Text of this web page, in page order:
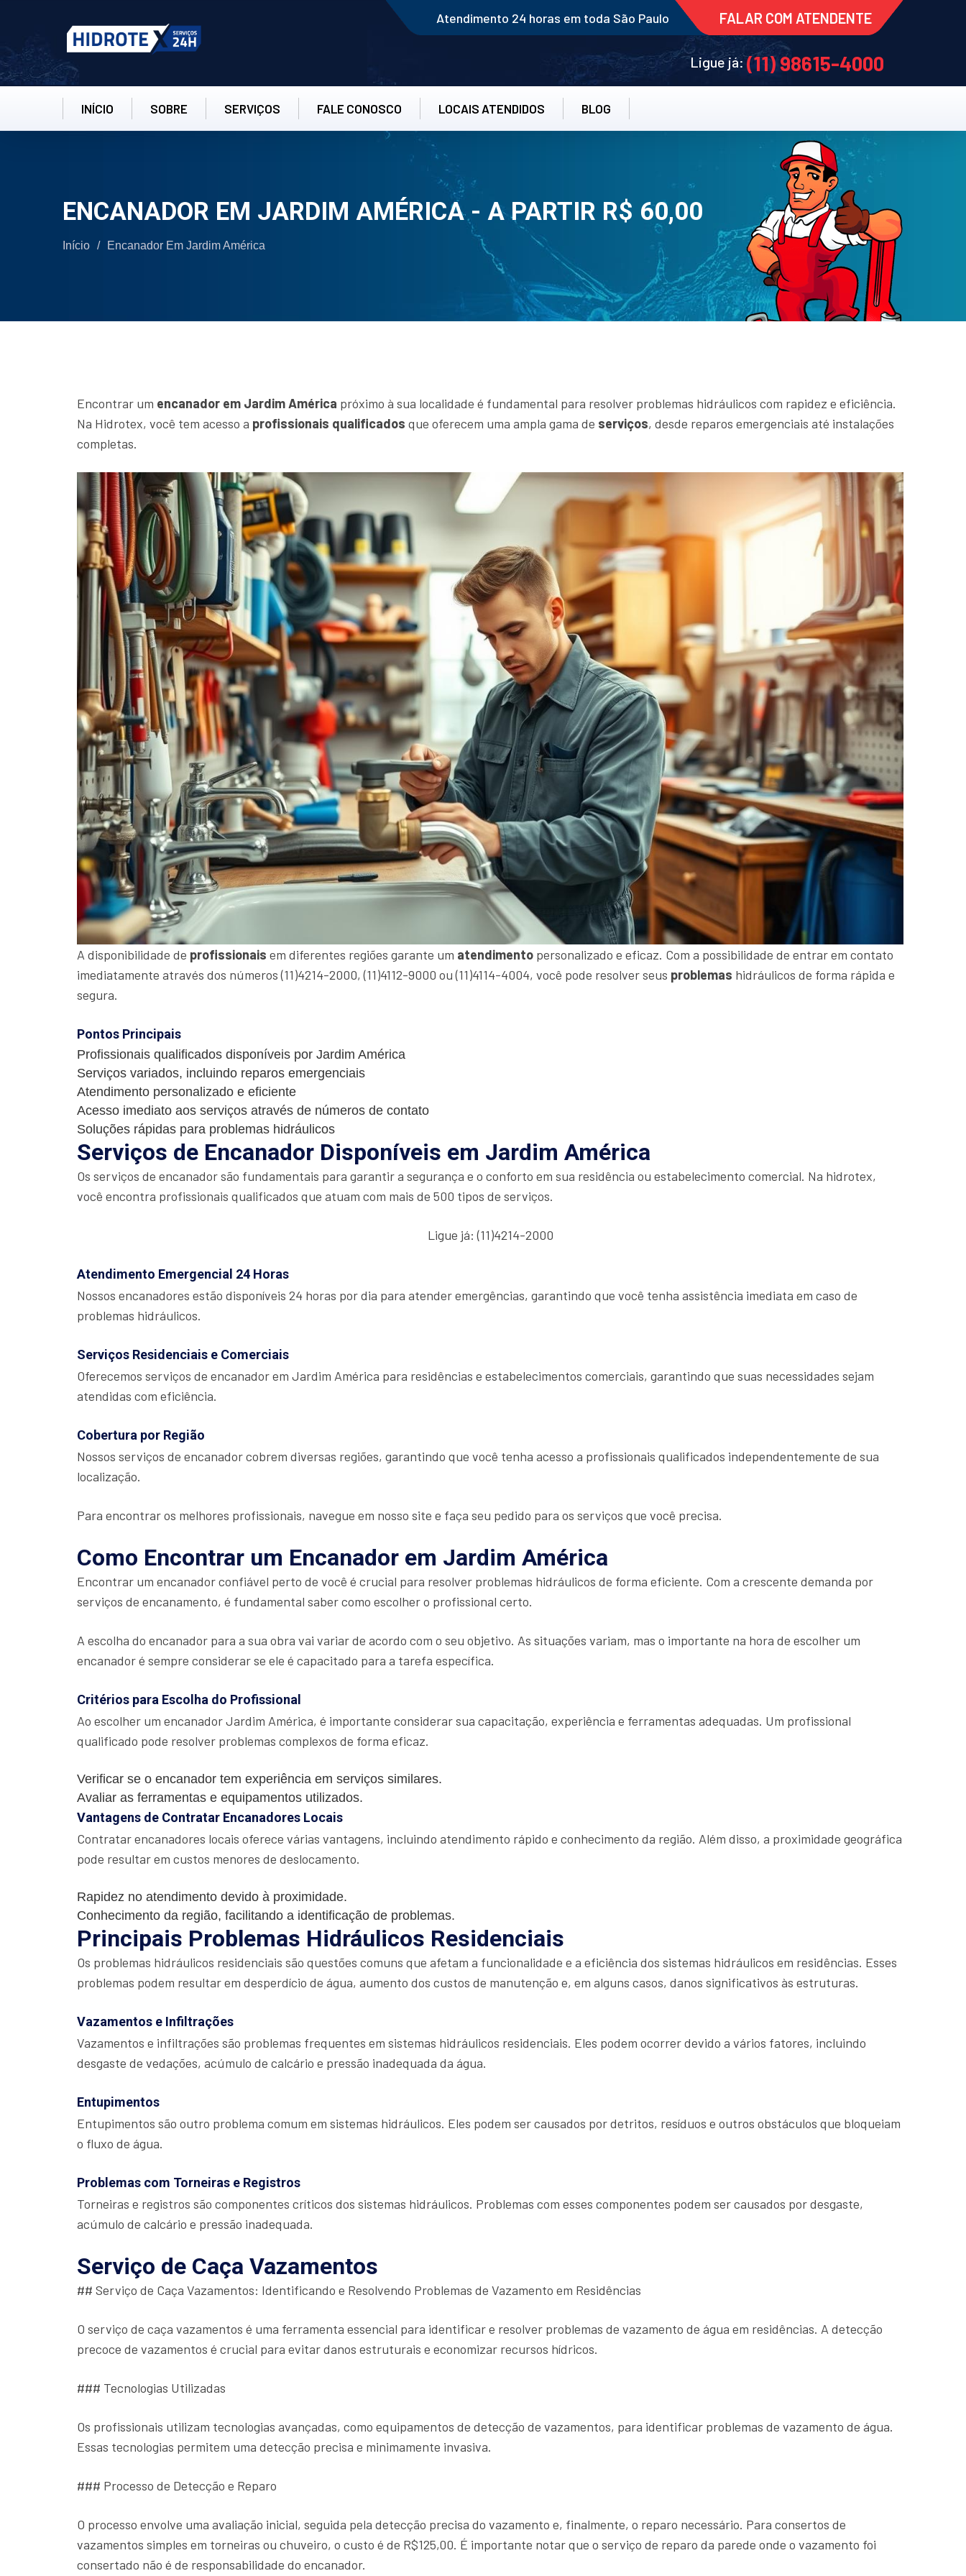
Atendimento 24 horas em toda São Paulo FALAR COM ATENDENTE
Ligue já:(11) 98615-4000
INÍCIO SOBRE SERVIÇOS FALE CONOSCO LOCAIS ATENDIDOS BLOG
ENCANADOR EM JARDIM AMÉRICA - A PARTIR R$ 60,00
Início / Encanador Em Jardim América
Encontrar um encanador em Jardim América próximo à sua localidade é fundamental para resolver problemas hidráulicos com rapidez e eficiência.
Na Hidrotex, você tem acesso a profissionais qualificados que oferecem uma ampla gama de serviços, desde reparos emergenciais até instalações
completas.
A disponibilidade de profissionais em diferentes regiões garante um atendimento personalizado e eficaz. Com a possibilidade de entrar em contato
imediatamente através dos números (11)4214-2000, (11)4112-9000 ou (11)4114-4004, você pode resolver seus problemas hidráulicos de forma rápida e
segura.
Pontos Principais
Profissionais qualificados disponíveis por Jardim América
Serviços variados, incluindo reparos emergenciais
Atendimento personalizado e eficiente
Acesso imediato aos serviços através de números de contato
Soluções rápidas para problemas hidráulicos
Serviços de Encanador Disponíveis em Jardim América
Os serviços de encanador são fundamentais para garantir a segurança e o conforto em sua residência ou estabelecimento comercial. Na hidrotex,
você encontra profissionais qualificados que atuam com mais de 500 tipos de serviços.
Ligue já: (11)4214-2000
Atendimento Emergencial 24 Horas
Nossos encanadores estão disponíveis 24 horas por dia para atender emergências, garantindo que você tenha assistência imediata em caso de
problemas hidráulicos.
Serviços Residenciais e Comerciais
Oferecemos serviços de encanador em Jardim América para residências e estabelecimentos comerciais, garantindo que suas necessidades sejam
atendidas com eficiência.
Cobertura por Região
Nossos serviços de encanador cobrem diversas regiões, garantindo que você tenha acesso a profissionais qualificados independentemente de sua
localização.
Para encontrar os melhores profissionais, navegue em nosso site e faça seu pedido para os serviços que você precisa.
Como Encontrar um Encanador em Jardim América
Encontrar um encanador confiável perto de você é crucial para resolver problemas hidráulicos de forma eficiente. Com a crescente demanda por
serviços de encanamento, é fundamental saber como escolher o profissional certo.
A escolha do encanador para a sua obra vai variar de acordo com o seu objetivo. As situações variam, mas o importante na hora de escolher um
encanador é sempre considerar se ele é capacitado para a tarefa específica.
Critérios para Escolha do Profissional
Ao escolher um encanador Jardim América, é importante considerar sua capacitação, experiência e ferramentas adequadas. Um profissional
qualificado pode resolver problemas complexos de forma eficaz.
Verificar se o encanador tem experiência em serviços similares.
Avaliar as ferramentas e equipamentos utilizados.
Vantagens de Contratar Encanadores Locais
Contratar encanadores locais oferece várias vantagens, incluindo atendimento rápido e conhecimento da região. Além disso, a proximidade geográfica
pode resultar em custos menores de deslocamento.
Rapidez no atendimento devido à proximidade.
Conhecimento da região, facilitando a identificação de problemas.
Principais Problemas Hidráulicos Residenciais
Os problemas hidráulicos residenciais são questões comuns que afetam a funcionalidade e a eficiência dos sistemas hidráulicos em residências. Esses
problemas podem resultar em desperdício de água, aumento dos custos de manutenção e, em alguns casos, danos significativos às estruturas.
Vazamentos e Infiltrações
Vazamentos e infiltrações são problemas frequentes em sistemas hidráulicos residenciais. Eles podem ocorrer devido a vários fatores, incluindo
desgaste de vedações, acúmulo de calcário e pressão inadequada da água.
Entupimentos
Entupimentos são outro problema comum em sistemas hidráulicos. Eles podem ser causados por detritos, resíduos e outros obstáculos que bloqueiam
o fluxo de água.
Problemas com Torneiras e Registros
Torneiras e registros são componentes críticos dos sistemas hidráulicos. Problemas com esses componentes podem ser causados por desgaste,
acúmulo de calcário e pressão inadequada.
Serviço de Caça Vazamentos
## Serviço de Caça Vazamentos: Identificando e Resolvendo Problemas de Vazamento em Residências
O serviço de caça vazamentos é uma ferramenta essencial para identificar e resolver problemas de vazamento de água em residências. A detecção
precoce de vazamentos é crucial para evitar danos estruturais e economizar recursos hídricos.
### Tecnologias Utilizadas
Os profissionais utilizam tecnologias avançadas, como equipamentos de detecção de vazamentos, para identificar problemas de vazamento de água.
Essas tecnologias permitem uma detecção precisa e minimamente invasiva.
### Processo de Detecção e Reparo
O processo envolve uma avaliação inicial, seguida pela detecção precisa do vazamento e, finalmente, o reparo necessário. Para consertos de
vazamentos simples em torneiras ou chuveiro, o custo é de R$125,00. É importante notar que o serviço de reparo da parede onde o vazamento foi
consertado não é de responsabilidade do encanador.